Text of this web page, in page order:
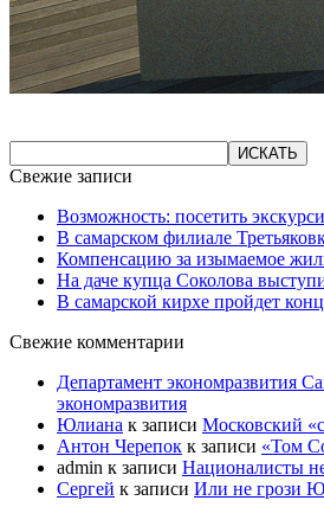
Свежие записи
Возможность: посетить
В самарском филиале
Компенсацию за изымаемое
На даче купца Соколова
В самарской кирхе пройдет
Свежие комментарии
Департамент экономразвития
экономразвития
Юлиана к записи Московский
Антон Черепок к записи «Том
admin к записи Националисты
Сергей к записи Или не грози